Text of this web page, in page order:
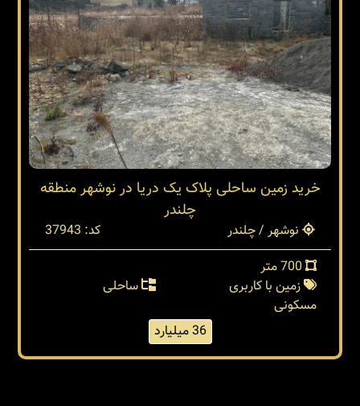
خرید زمین ساحلی پلاک یک دریا در نوشهر منطقه
چلندر
نوشهر / چلندر
کد: 37943
زمین با کاربری
مسکونی
ساحلی
36 میلیارد